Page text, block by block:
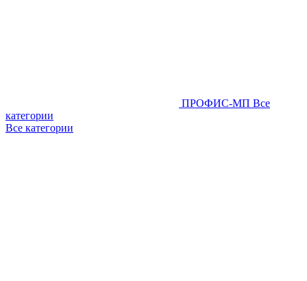
ПРОФИС-МП Все
категории
Все категории